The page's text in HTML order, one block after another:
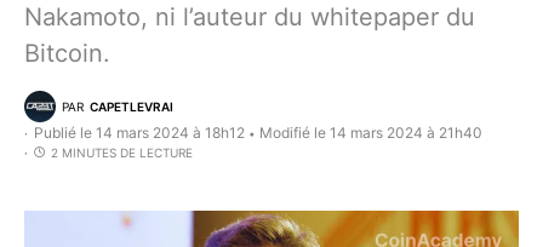
Nakamoto, ni l’auteur du whitepaper du
Bitcoin.
PAR CAPETLEVRAI
Publié le 14 mars 2024 à 18h12 • Modifié le 14 mars 2024 à 21h40
2 MINUTES DE LECTURE